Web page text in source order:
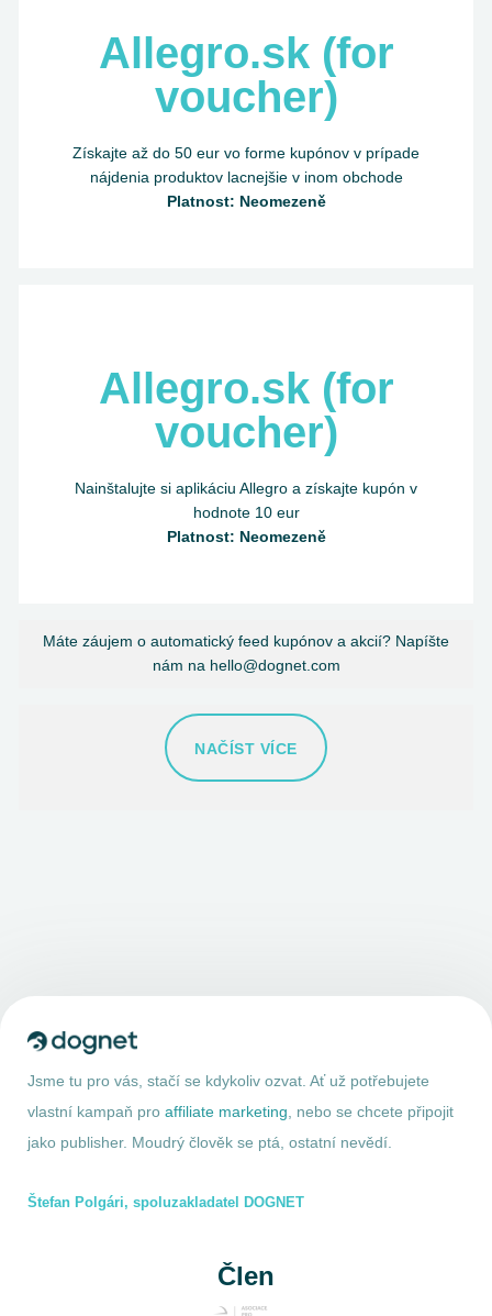
Allegro.sk (for
voucher)
Získajte až do 50 eur vo forme kupónov v prípade
nájdenia produktov lacnejšie v inom obchode
Platnost: Neomezeně
Allegro.sk (for
voucher)
Nainštalujte si aplikáciu Allegro a získajte kupón v
hodnote 10 eur
Platnost: Neomezeně
Máte záujem o automatický feed kupónov a akcií? Napíšte
nám na hello@dognet.com
NAČÍST VÍCE
Jsme tu pro vás, stačí se kdykoliv ozvat. Ať už potřebujete
vlastní kampaň pro affiliate marketing, nebo se chcete připojit
jako publisher. Moudrý člověk se ptá, ostatní nevědí.
Štefan Polgári, spoluzakladatel DOGNET
Člen